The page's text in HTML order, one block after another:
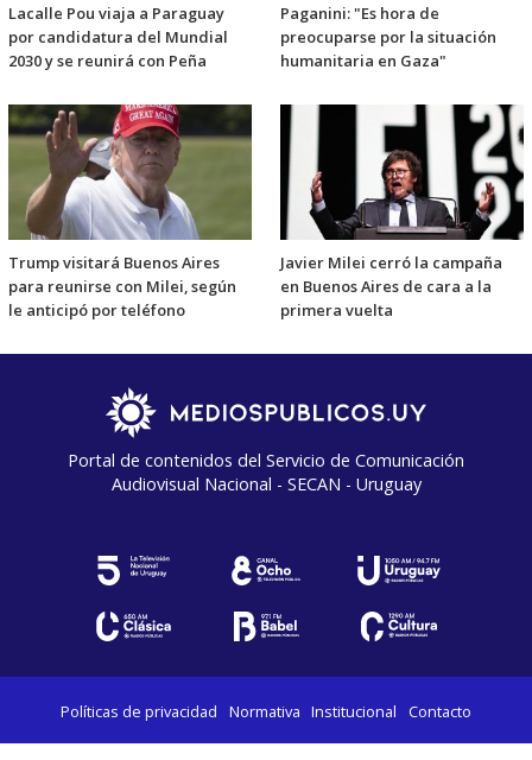
Lacalle Pou viaja a Paraguay
por candidatura del Mundial
2030 y se reunirá con Peña
Paganini: "Es hora de
preocuparse por la situación
humanitaria en Gaza"
Trump visitará Buenos Aires
para reunirse con Milei, según
le anticipó por teléfono
Javier Milei cerró la campaña
en Buenos Aires de cara a la
primera vuelta
Portal de contenidos del Servicio de Comunicación
Audiovisual Nacional - SECAN - Uruguay
Políticas de privacidad Normativa Institucional Contacto